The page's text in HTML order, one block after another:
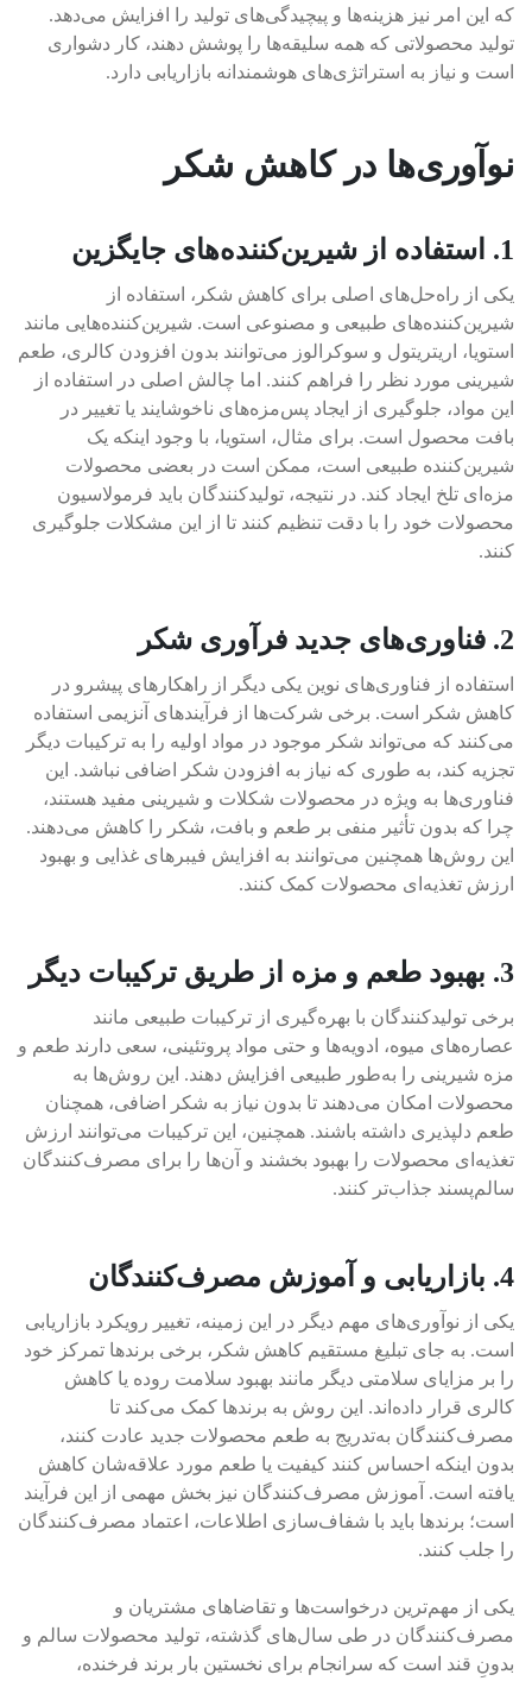
که این امر نیز هزینه‌ها و پیچیدگی‌های تولید را افزایش می‌دهد.
تولید محصولاتی که همه سلیقه‌ها را پوشش دهند، کار دشواری
است و نیاز به استراتژی‌های هوشمندانه بازاریابی دارد.
نوآوری‌ها در کاهش شکر
1. استفاده از شیرین‌کننده‌های جایگزین
یکی از راه‌حل‌های اصلی برای کاهش شکر، استفاده از
شیرین‌کننده‌های طبیعی و مصنوعی است. شیرین‌کننده‌هایی مانند
استویا، اریتریتول و سوکرالوز می‌توانند بدون افزودن کالری، طعم
شیرینی مورد نظر را فراهم کنند. اما چالش اصلی در استفاده از
این مواد، جلوگیری از ایجاد پس‌مزه‌های ناخوشایند یا تغییر در
بافت محصول است. برای مثال، استویا، با وجود اینکه یک
شیرین‌کننده طبیعی است، ممکن است در بعضی محصولات
‌مزه‌ای تلخ ایجاد کند. در نتیجه، تولیدکنندگان باید فرمولاسیون
محصولات خود را با دقت تنظیم کنند تا از این مشکلات جلوگیری
کنند.
2. فناوری‌های جدید فرآوری شکر
استفاده از فناوری‌های نوین یکی دیگر از راهکارهای پیشرو در
کاهش شکر است. برخی شرکت‌ها از فرآیندهای آنزیمی استفاده
می‌کنند که می‌تواند شکر موجود در مواد اولیه را به ترکیبات دیگر
تجزیه کند، به طوری که نیاز به افزودن شکر اضافی نباشد. این
فناوری‌ها به ویژه در محصولات شکلات و شیرینی مفید هستند،
چرا که بدون تأثیر منفی بر طعم و بافت، شکر را کاهش می‌دهند.
این روش‌ها همچنین می‌توانند به افزایش فیبرهای غذایی و بهبود
ارزش تغذیه‌ای محصولات کمک کنند.
3. بهبود طعم و مزه از طریق ترکیبات دیگر
برخی تولیدکنندگان با بهره‌گیری از ترکیبات طبیعی مانند
عصاره‌های میوه، ادویه‌ها و حتی مواد پروتئینی، سعی دارند طعم و
مزه شیرینی را به‌طور طبیعی افزایش دهند. این روش‌ها به
محصولات امکان می‌دهند تا بدون نیاز به شکر اضافی، همچنان
طعم دلپذیری داشته باشند. همچنین، این ترکیبات می‌توانند ارزش
تغذیه‌ای محصولات را بهبود بخشند و آن‌ها را برای مصرف‌کنندگان
سالم‌پسند جذاب‌تر کنند.
4. بازاریابی و آموزش مصرف‌کنندگان
یکی از نوآوری‌های مهم دیگر در این زمینه، تغییر رویکرد بازاریابی
است. به جای تبلیغ مستقیم کاهش شکر، برخی برندها تمرکز خود
را بر مزایای سلامتی دیگر مانند بهبود سلامت روده یا کاهش
کالری قرار داده‌اند. این روش به برندها کمک می‌کند تا
مصرف‌کنندگان به‌تدریج به طعم محصولات جدید عادت کنند،
بدون اینکه احساس کنند کیفیت یا طعم مورد علاقه‌شان کاهش
یافته است. آموزش مصرف‌کنندگان نیز بخش مهمی از این فرآیند
است؛ برندها باید با شفاف‌سازی اطلاعات، اعتماد مصرف‌کنندگان
را جلب کنند.
یکی از مهم‌ترین درخواست‌ها و تقاضاهای مشتریان و
مصرف‌کنندگان در طی سال‌های گذشته، تولید محصولات سالم و
بدونِ قند است که سرانجام برای نخستین بار برند فرخنده،